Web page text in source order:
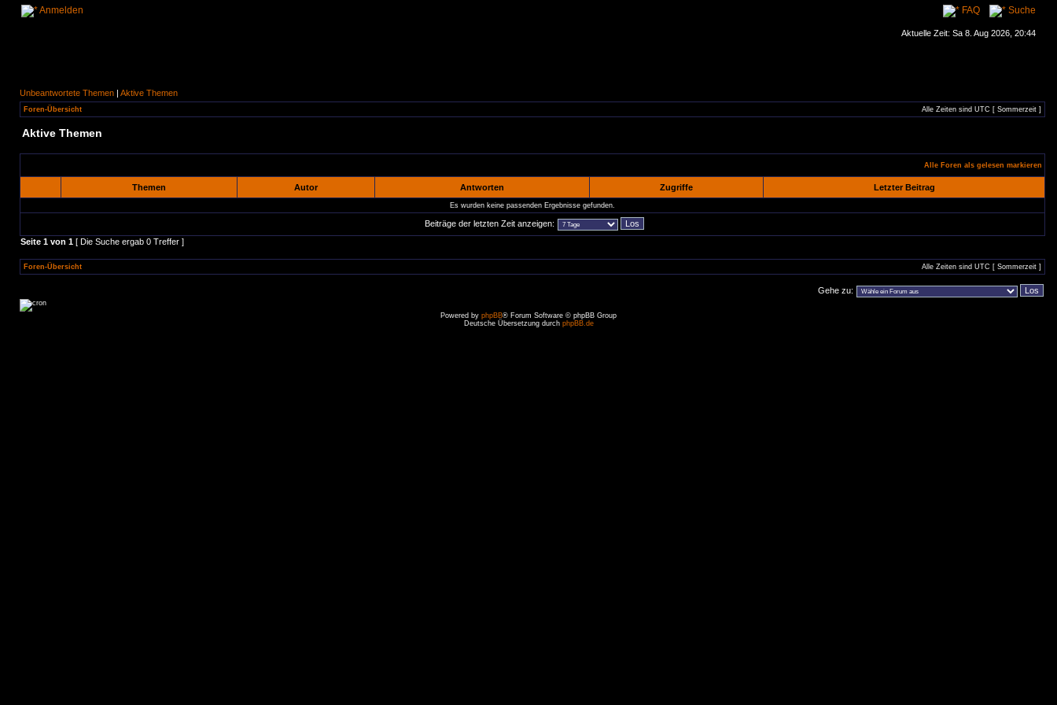
Anmelden FAQ Suche
Aktuelle Zeit: Sa 8. Aug 2026, 20:44
Unbeantwortete Themen | Aktive Themen
Foren-Übersicht Alle Zeiten sind UTC [ Sommerzeit ]
Aktive Themen
Alle Foren als gelesen markieren
Themen Autor Antworten Zugriffe Letzter Beitrag
Es wurden keine passenden Ergebnisse gefunden.
Beiträge der letzten Zeit anzeigen:
Seite 1 von 1 [ Die Suche ergab 0 Treffer ]
Foren-Übersicht Alle Zeiten sind UTC [ Sommerzeit ]
Gehe zu:
Powered by phpBB® Forum Software © phpBB Group
Deutsche Übersetzung durch phpBB.de